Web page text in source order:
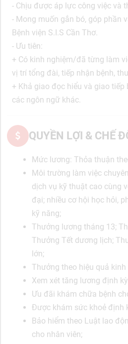
- Chịu được áp lực công việc và
- Mong muốn gắn bó, góp phần
Bệnh viện S.I.S Cần Thơ.
- Ưu tiên:
+ Có kinh nghiệm/đã từng làm
vị trí tổng đài, tiếp nhận bệnh,
+ Khả giao đọc hiểu và giao tiếp
các ngôn ngữ khác.
QUYỀN LỢI & CHẾ
Mức lương: Thỏa thuận
Môi trường làm việc
dịch vụ kỹ thuật cao cùng
đại; nhiều cơ hội học hỏi,
kỹ năng;
Thưởng lương tháng 13;
Thưởng Tết dương lịch;
lớn;
Thưởng theo hiệu quả kinh
Xem xét tăng lương định
Ưu đãi khám chữa bệnh
Được khám sức khoẻ định
Bảo hiểm theo Luật lao
cho nhân viên;